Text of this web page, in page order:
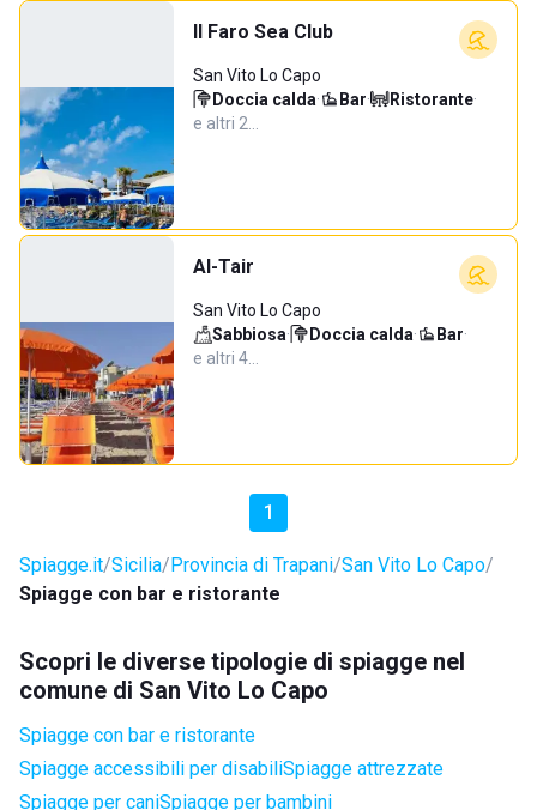
Il Faro Sea Club
San Vito Lo Capo
Doccia calda· Bar· Ristorante·
e altri 2…
Al-Tair
San Vito Lo Capo
Sabbiosa· Doccia calda· Bar·
e altri 4…
1
Spiagge.it Sicilia Provincia di Trapani San Vito Lo Capo
Spiagge con bar e ristorante
Scopri le diverse tipologie di spiagge nel
comune di San Vito Lo Capo
Spiagge con bar e ristorante
Spiagge accessibili per disabiliSpiagge attrezzate
Spiagge per caniSpiagge per bambini